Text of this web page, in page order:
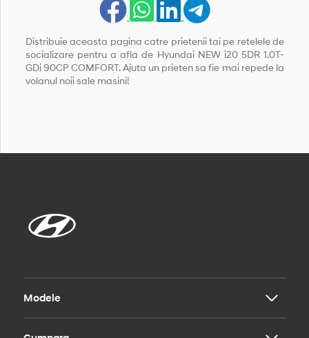
Distribuie aceasta pagina catre prietenii tai pe retelele de
socializare pentru a afla de Hyundai NEW i20 5DR 1.0T-
GDi 90CP COMFORT. Ajuta un prieten sa fie mai repede la
volanul noii sale masini!
Modele